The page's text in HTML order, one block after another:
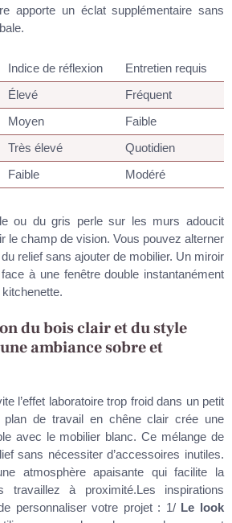
apporte un éclat supplémentaire sans
Indice de réflexion
Entretien requis
Élevé
Fréquent
Moyen
Faible
Très élevé
Quotidien
Faible Modéré
ou du gris perle sur les murs adoucit
le champ de vision. Vous pouvez alterner
relief sans ajouter de mobilier. Un miroir
à une fenêtre double instantanément
du bois clair et du style
ambiance sobre et
l’effet laboratoire trop froid dans un petit
plan de travail en chêne clair crée une
avec le mobilier blanc. Ce mélange de
sans nécessiter d’accessoires inutiles.
atmosphère apaisante qui facilite la
travaillez à proximité.Les inspirations
personnaliser votre projet : 1/ Le look